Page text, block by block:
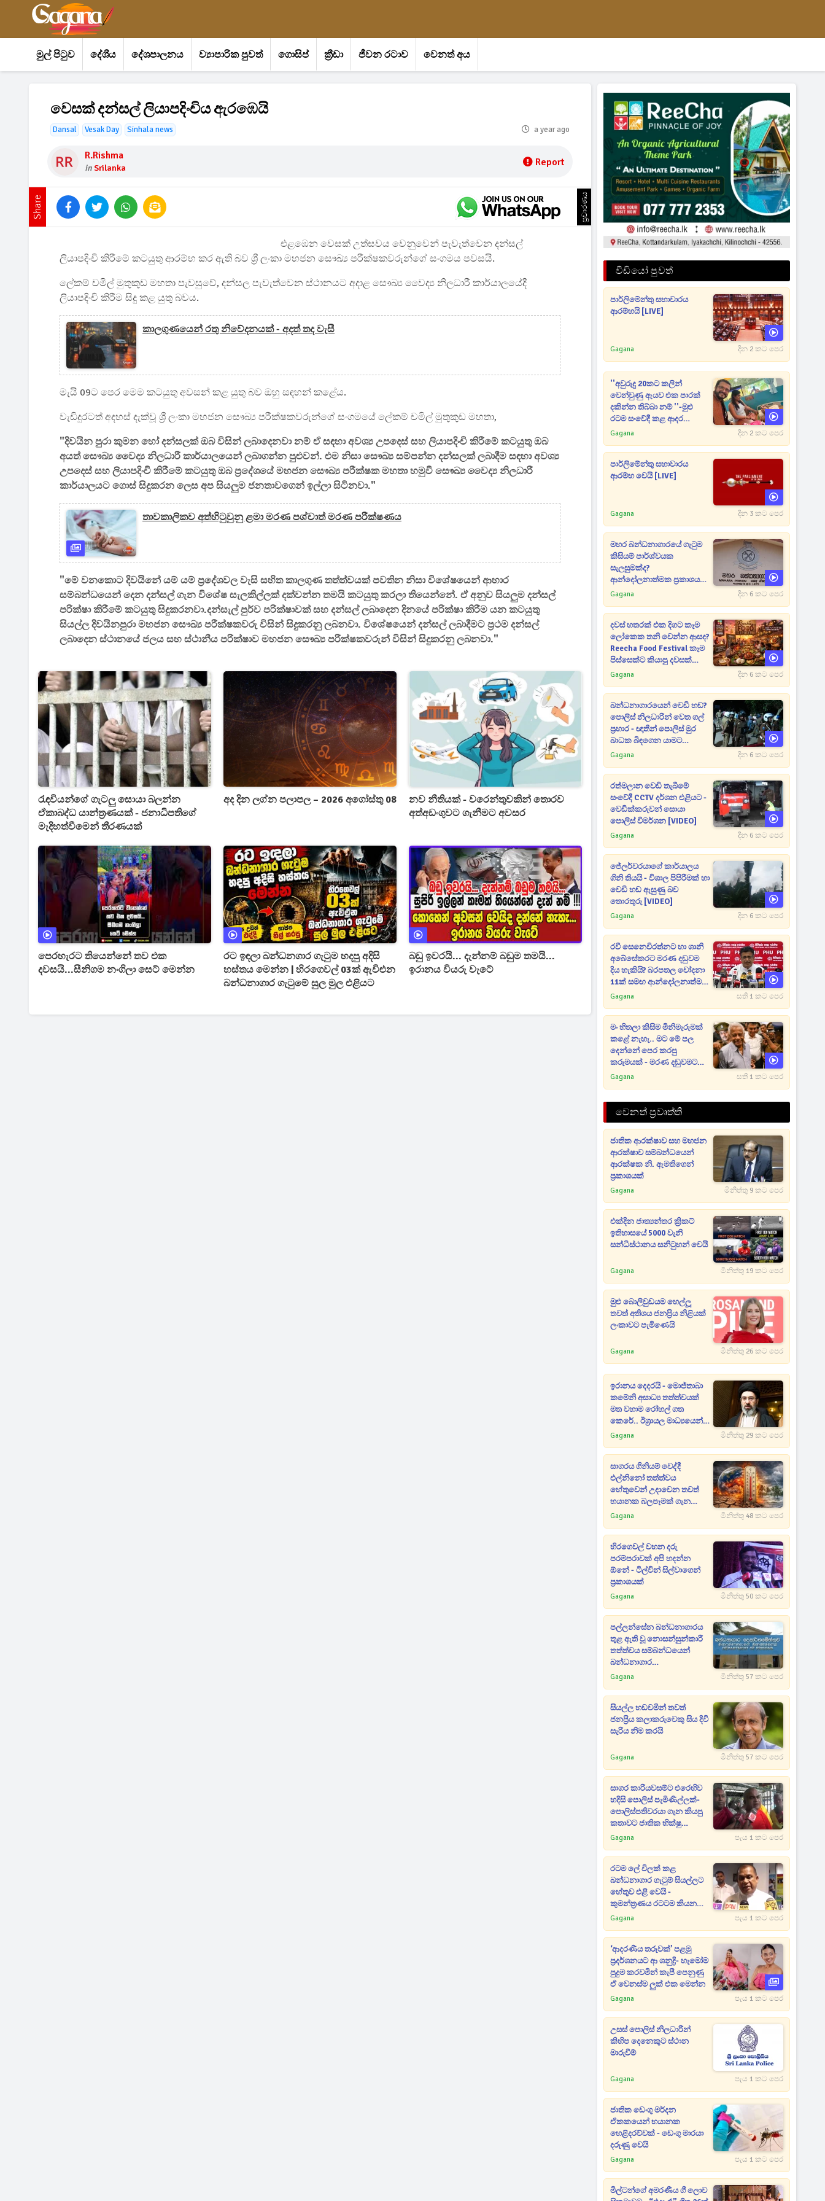
මුල් පිටුව දේශීය දේශපාලනය ව්‍යාපාරික පුවත් ගොසිප් ක්‍රීඩා ජීවන රටාව වෙනත් අය
වෙසක් දන්සල් ලියාපදිංචිය ඇරඹෙයි
Dansal Vesak Day Sinhala news a year ago
R.rishma
inSrilanka Report
Share ප්‍රචාරණය
එළඹෙන වෙසක් උත්සවය වෙනුවෙන් පැවැත්වෙන දන්සල්
ලියාපදිංචි කිරීමේ කටයුතු ආරම්භ කර ඇති බව ශ්‍රී ලංකා මහජන සෞඛ්‍ය පරීක්ෂකවරුන්ගේ සංගමය පවසයි.
ලේකම් චමිල් මුතුකුඩ මහතා පැවසුවේ, දන්සල පැවැත්වෙන ස්ථානයට අදාළ සෞඛ්‍ය වෛද්‍ය නිලධාරී කාර්යාලයේදී
ලියාපදිංචි කිරීම සිදු කළ යුතු බවය.
කාලගුණයෙන් රතු නිවේදනයක් - අදත් තද වැසී
මැයි 09ට පෙර මෙම කටයුතු අවසන් කළ යුතු බව ඔහු සඳහන් කළේය.
වැඩිදුරටත් අදහස් දැක්වූ ශ්‍රී ලංකා මහජන සෞඛ්‍ය පරීක්ෂකවරුන්ගේ සංගමයේ ලේකම් චමිල් මුතුකුඩ මහතා,
"දිවයින පුරා කුමන හෝ දන්සලක් ඔබ විසින් ලබාදෙනවා නම් ඒ සඳහා අවශ්‍ය උපදෙස් සහ ලියාපදිංචි කිරීමේ කටයුතු ඔබ
අයත් සෞඛ්‍ය වෛද්‍ය නිලධාරී කාර්යාලයෙන් ලබාගන්න පුළුවන්. එම නිසා සෞඛ්‍ය සම්පන්න දන්සලක් ලබාදීම සඳහා අවශ්‍ය
උපදෙස් සහ ලියාපදිංචි කිරීමේ කටයුතු ඔබ ප්‍රදේශයේ මහජන සෞඛ්‍ය පරීක්ෂක මහතා හමුවී සෞඛ්‍ය වෛද්‍ය නිලධාරී
කාර්යාලයට ගොස් සිදුකරන ලෙස අප සියලුම ජනතාවගෙන් ඉල්ලා සිටිනවා."
තාවකාලිකව අත්හිටුවුනු ළමා මරණ පශ්චාත් මරණ පරීක්ෂණය
"මේ වනකොට දිවයිනේ යම් යම් ප්‍රදේශවල වැසි සහිත කාලගුණ තත්ත්වයක් පවතින නිසා විශේෂයෙන් ආහාර
සම්බන්ධයෙන් දෙන දන්සල් ගැන විශේෂ සැලකිල්ලක් දක්වන්න තමයි කටයුතු කරලා තියෙන්නේ. ඒ අනුව සියලුම දන්සල්
පරික්ෂා කිරීමේ කටයුතු සිදුකරනවා.දන්සැල් පුර්ව පරික්ෂාවක් සහ දන්සල් ලබාදෙන දිනයේ පරික්ෂා කිරීම යන කටයුතු
සියල්ල දිවයිනපුරා මහජන සෞඛ්‍ය පරීක්ෂකවරු විසින් සිදුකරනු ලබනවා. විශේෂයෙන් දන්සල් ලබාදීමට ප්‍රථම දන්සල්
ලබාදෙන ස්ථානයේ ජලය සහ ස්ථානීය පරික්ෂාව මහජන සෞඛ්‍ය පරීක්ෂකවරුන් විසින් සිදුකරනු ලබනවා."
රැඳවියන්ගේ ගැටලු සොයා බලන්න
ඒකාබද්ධ යාන්ත්‍රණයක් - ජනාධිපතිගේ
මැදිහත්වීමෙන් තීරණයක්
අද දින ලග්න පලාපල – 2026 අගෝස්තු 08
නව නීතියක් - වරෙන්තුවකින් තොරව
අත්අඩංගුවට ගැනීමට අවසර
පෙරහැරට තියෙන්නේ තව එක
දවසයි...සීනිගම නංගිලා සෙට් මෙන්න
රට ඉඳලා බන්ධනගාර ගැටුම හදපු අදිසි
හස්තය මෙන්න | හිරගෙවල් 03ක් ඇවිළුන
බන්ධනාගාර ගැටුමේ සුල මුල එළියට
බඩු ඉවරයි... දැන්නම් බඩුම තමයි...
ඉරානය වියරු වැටේ
වීඩියෝ පුවත්
පාර්ලිමේන්තු සභාවාරය
ආරම්භයි [LIVE]
Gagana දින 2 කට පෙර
''අවුරුදු 20කට කලින්
වෙන්වුණු ඇයව එක පාරක්
දකින්න තිබ්බා නම් ''-මුළු
රටම සංවේදී කළ ආදර
අමරණීය මතකය
Gagana දින 2 කට පෙර
පාර්ලිමේන්තු සභාවාරය
ආරම්භ වෙයි [LIVE]
Gagana දින 3 කට පෙර
මහර බන්ධනාගාරයේ ගැටුම
කිසියම් පාර්ශ්වයක
සැලසුමක්ද?
ආන්දෝලනාත්මක ප්‍රකාශයක්
එළියට [VIDEO]
Gagana දින 6 කට පෙර
දවස් හතරක් එක දිගට කෑම
ලෝකෙක තනි වෙන්න ආසද?
Reecha Food Festival කෑම
පිස්සෙක්ට කියාපු දවසක්
මෙන්න
Gagana දින 6 කට පෙර
බන්ධනාගාරයෙන් වෙඩි හඬ?
පොලිස් නිලධාරින් වෙත ගල්
ප්‍රහාර - ඥාතීන් පොලිස් මුර
බාධක බිඳගෙන යාමට
උත්සාහයක [VIDEO]
Gagana දින 6 කට පෙර
රත්මලාන වෙඩි තැබීමේ
සංවේදී CCTV දර්ශන එළියට -
වෙඩික්කරුවන් සොයා
පොලිස් විමර්ශන [VIDEO]
Gagana දින 6 කට පෙර
ජේලර්වරයාගේ කාර්යාලය
ගිනි තියයි - විශාල පිපිරීමක් හා
වෙඩි හඬ ඇසුණු බව
තොරතුරු [VIDEO]
Gagana දින 6 කට පෙර
රවී සෙනෙවිරත්නට හා ශානි
අබේසේකරට මරණ දඬුවම
දිය හැකියි? බරපතල චෝදනා
11ක් සමඟ ආන්දෝලනාත්මක
ප්‍රකාශයක් [VIDEO]
Gagana සති 1 කට පෙර
මං හිතලා කිසිම මිනිමැරුමක්
කළේ නැහැ.. මට මේ පල
දෙන්නේ පෙර කරපු
කරුමයක් - මරණ දඬුවමට
කළින් කට ඇරපු පූජිත් හඬා
Gagana සති 1 කට පෙර
වෙනත් ප්‍රවෘත්ති
ජාතික ආරක්ෂාව සහ මහජන
ආරක්ෂාව සම්බන්ධයෙන්
ආරක්ෂක නි. ඇමතිගෙන්
ප්‍රකාශයක්
Gagana මිනිත්තු 9 කට පෙර
එක්දින ජාත්‍යන්තර ක්‍රිකට්
ඉතිහාසයේ 5000 වැනි
සන්ධිස්ථානය සනිටුහන් වෙයි
Gagana මිනිත්තු 19 කට පෙර
මුළු බොලිවුඩයම හෙල්ලූ
තවත් අතිශය ජනප්‍රිය නිළියක්
ලංකාවට පැමිණෙයි
Gagana මිනිත්තු 26 කට පෙර
ඉරානය දෙදරයි - මොජ්තාබා
කමේනි අසාධ්‍ය තත්ත්වයක්
මත වහාම රෝහල් ගත
කෙරේ.. ඊශ්‍රායල මාධ්‍යයෙන්
ලෝකෙටම හෙළිදරව්වක්
Gagana මිනිත්තු 29 කට පෙර
සාගරය ගිනියම් වෙද්දී
එල්නිනෝ තත්ත්වය
හේතුවෙන් උදාවෙන තවත්
භයානක බලපෑමක් ගැන
විශේෂ අනාවරණයක්
Gagana මිනිත්තු 48 කට පෙර
හිරගෙවල් වහන දරු
පරම්පරාවක් අපි හදන්න
ඕනේ - ටිල්වින් සිල්වාගෙන්
ප්‍රකාශයක්
Gagana මිනිත්තු 50 කට පෙර
පල්ලන්සේන බන්ධනාගාරය
තුළ ඇති වූ නොසන්සුන්කාරී
තත්ත්වය සම්බන්ධයෙන්
බන්ධනාගාර
දෙපාර්තමේන්තුවෙන්
Gagana මිනිත්තු 57 කට පෙර
සියල්ල හඩවමින් තවත්
ජනප්‍රිය කලාකරුවෙකු සිය දිවි
සැරිය නිම කරයි
Gagana මිනිත්තු 57 කට පෙර
සාගර කාරියවසම්ට එරෙහිව
හදිසි පොලිස් පැමිණිල්ලක්-
පොලිස්පතිවරයා ගැන කියපු
කතාවට ජාතික භික්ෂු
පෙරමුණෙන් වැඩ ඇරඹෙයි
Gagana පැය 1 කට පෙර
රටම ලේ විලක් කළ
බන්ධනාගාර ගැටුම් සියල්ලට
හේතුව එළි වෙයි -
කුමන්ත්‍රණය රටටම කියන
රංජිත්
Gagana පැය 1 කට පෙර
‘ආදරණීය තරුවක්’ පළමු
ප්‍රදර්ශනයට ආ ශනුද්‍රි- හැමෝම
පුදුම කරවමින් කැපී පෙනුණු
ඒ වෙනස්ම ලුක් එක මෙන්න
Gagana පැය 1 කට පෙර
උසස් පොලිස් නිලධාරීන්
කිහිප දෙනෙකුට ස්ථාන
මාරුවීම්
Gagana පැය 1 කට පෙර
ජාතික ඩෙංගු මර්දන
ඒකකයෙන් භයානක
හෙළිදරව්වක් - ඩෙංගු මාරයා
දරුණු වෙයි
Gagana පැය 1 කට පෙර
මිල්ටන්ගේ අමරණීය ගී ලොව